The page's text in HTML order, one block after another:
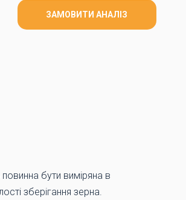
ЗАМОВИТИ АНАЛІЗ
бути виміряна в
зберігання зерна.